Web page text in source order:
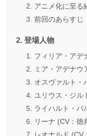
アニメ化に至る
前回のあらすじ
登場人物
フィリア・アデ
ミア・アデナウ
オスヴァルト・
ユリウス・ジル
ライハルト・パ
リーナ (CV：徳
レオナルド (CV